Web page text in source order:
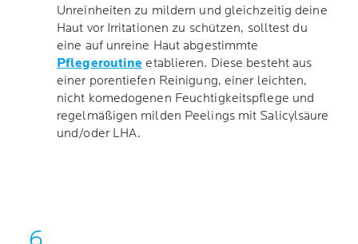
Unreinheiten zu mildern und gleichzeitig deine
Haut vor Irritationen zu schützen, solltest du
eine auf unreine Haut abgestimmte
Pflegeroutine etablieren. Diese besteht aus
einer porentiefen Reinigung, einer leichten,
nicht komedogenen Feuchtigkeitspflege und
regelmäßigen milden Peelings mit Salicylsäure
und/oder LHA.